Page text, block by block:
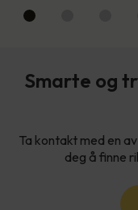
Smarte og
Ta kontakt med en
deg å finne